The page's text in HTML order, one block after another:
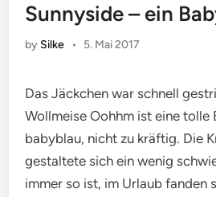
Sunnyside – ein
by Silke • 5. Mai 2017
Das Jäckchen war schnell
Wollmeise Oohhm ist eine tolle
babyblau, nicht zu kräftig. Die
gestaltete sich ein wenig
immer so ist, im Urlaub fanden